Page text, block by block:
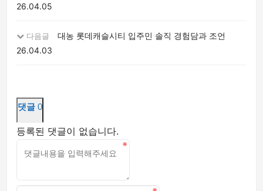
26.04.05
다음글
대농 롯데캐슬시티 입주민 솔직 경험담과 조언
26.04.03
댓글 0
등록된 댓글이 없습니다.